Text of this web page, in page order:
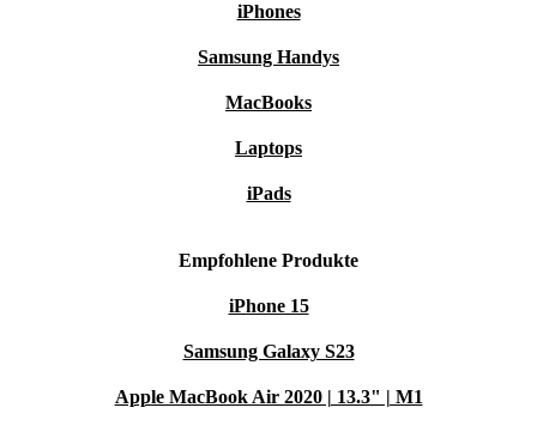
iPhones
Samsung Handys
MacBooks
Laptops
iPads
Empfohlene Produkte
iPhone 15
Samsung Galaxy S23
Apple MacBook Air 2020 | 13.3" | M1